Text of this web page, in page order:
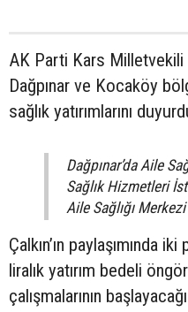
AK Parti Kars Milletvekili
Dağpınar ve Kocaköy
sağlık yatırımlarını
Dağpınar’da Aile
Sağlık Hizmetleri
Aile Sağlığı
Çalkın’ın paylaşımında
liralık yatırım bedeli
çalışmalarının